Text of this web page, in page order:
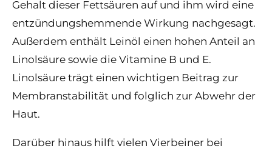
Gehalt dieser Fettsäuren auf und ihm wird eine
entzündungshemmende Wirkung nachgesagt.
Außerdem enthält Leinöl einen hohen Anteil an
Linolsäure sowie die Vitamine B und E.
Linolsäure trägt einen wichtigen Beitrag zur
Membranstabilität und folglich zur Abwehr der
Haut.
Darüber hinaus hilft vielen Vierbeiner bei